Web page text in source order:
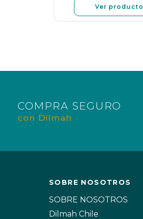
Ver producto
COMPRA SEGURO
con Dilmah
SOBRE NOSOTROS
SOBRE NOSOTROS
Dilmah Chile